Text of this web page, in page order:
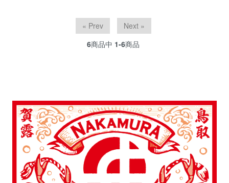
« Prev
Next »
6商品中 1-6商品